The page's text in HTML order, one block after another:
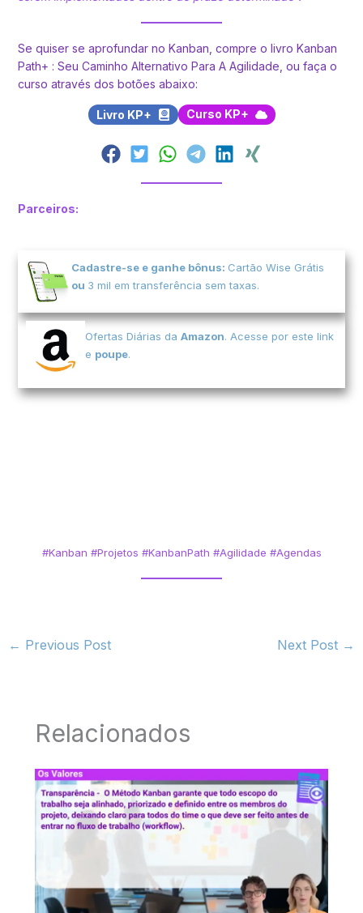
Se quiser se aprofundar no Kanban, compre o livro Kanban
Path+ : Seu Caminho Alternativo Para A Agilidade, ou faça o
curso através dos botões abaixo:
Livro KP+ Curso KP+
Parceiros:
Cadastre-se e ganhe bônus: Cartão Wise Grátis
ou 3 mil em transferência sem taxas.
Ofertas Diárias daAmazon. Acesse por este link
e poupe.
#Kanban #Projetos #KanbanPath #Agilidade #Agendas
← Previous Post Next Post →
Relacionados